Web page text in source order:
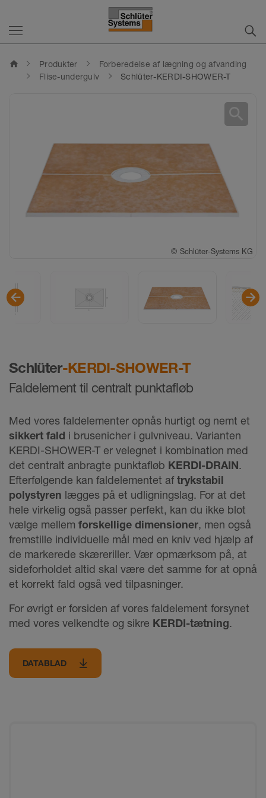
home Produkter
Forberedelse af lægning og afvanding
Flise-undergulv
Schlüter-KERDI-SHOWER-T
Schlüter-KERDI-SHOWER-T
Faldelement til centralt punktafløb
Med vores faldelementer opnås hurtigt og nemt et
sikkert fald i brusenicher i gulvniveau. Varianten
KERDI-SHOWER-T er velegnet i kombination med
det centralt anbragte punktafløb KERDI-DRAIN.
Efterfølgende kan faldelementet aftrykstabil
polystyren lægges på et udligningslag. For at det
hele virkelig også passer perfekt, kan du ikke blot
vælge mellem forskellige dimensioner, men også
fremstille individuelle mål med en kniv ved hjælp af
de markerede skæreriller. Vær opmærksom på, at
sideforholdet altid skal være det samme for at opnå
et korrekt fald også ved tilpasninger.
For øvrigt er forsiden af vores faldelement forsynet
med vores velkendte og sikre KERDI-tætning.
DATABLAD
© Schlüter-Systems KG
© Schlüter-Systems KG
© Schlüter-Systems KG
© Schlüter-Systems KG